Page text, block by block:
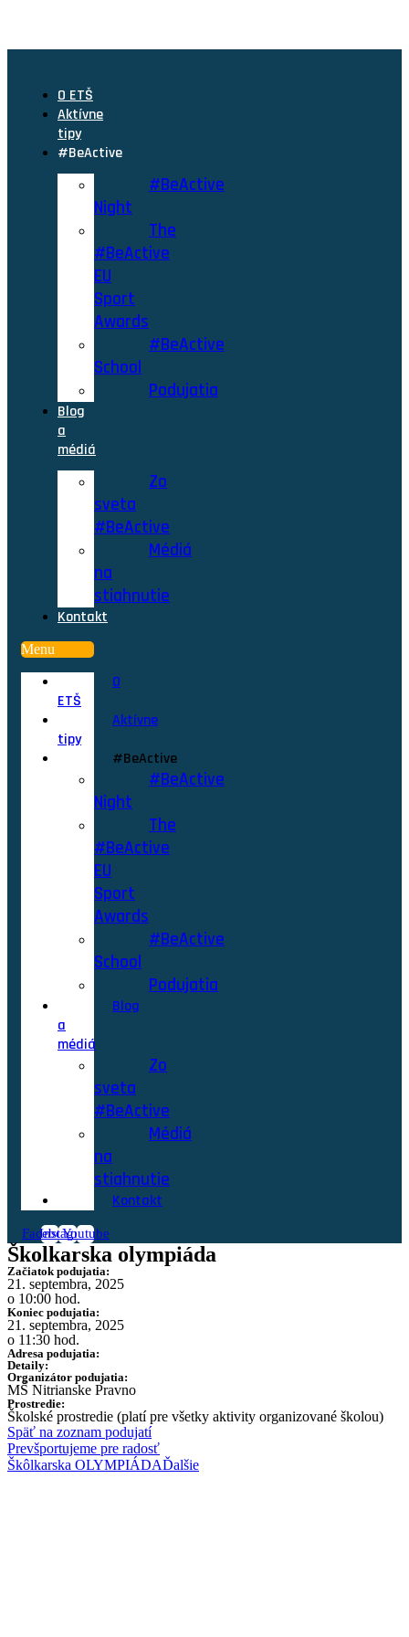
O ETŠ
Aktívne
tipy
#BeActive
#BeActive
Night
The
#BeActive
EU
Sport
Awards
#BeActive
School
Podujatia
Blog
a
médiá
Zo
sveta
#BeActive
Médiá
na
stiahnutie
Kontakt
Menu
O
ETŠ
Aktívne
tipy
#BeActive
#BeActive
Night
The
#BeActive
EU
Sport
Awards
#BeActive
School
Podujatia
Blog
a
médiá
Zo
sveta
#BeActive
Médiá
na
stiahnutie
Kontakt
Facebook
Instagram
Youtube
Školkarska olympiáda
Začiatok podujatia:
21. septembra, 2025
o 10:00 hod.
Koniec podujatia:
21. septembra, 2025
o 11:30 hod.
Adresa podujatia:
Detaily:
Organizátor podujatia:
MŠ Nitrianske Pravno
Prostredie:
Školské prostredie (platí pre všetky aktivity organizované školou)
Späť na zoznam podujatí
Prevšportujeme pre radosť
Škôlkarska OLYMPIÁDAĎalšie